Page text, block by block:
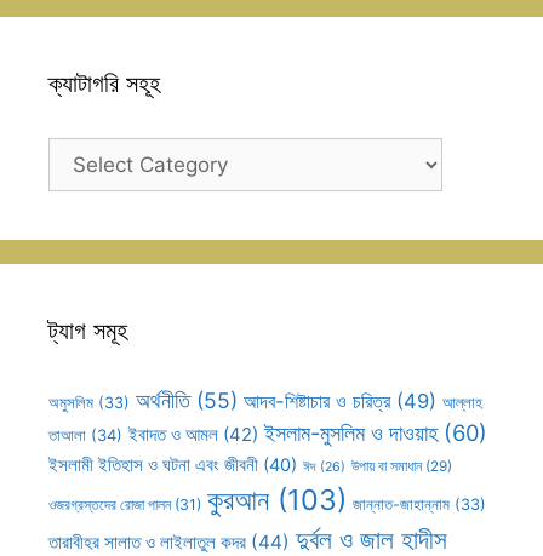
ক্যাটাগরি সহূহ
ক্যাটাগরি
ট্যাগ সমূহ
অমুসলিম (33) অর্থনীতি(55) আদব-শিষ্টাচার ও চরিত্র(49) আল্লাহ
তাআলা (34) ইবাদত ও আমল (42) ইসলাম-মুসলিম ও দাওয়াহ(60)
ইসলামী ইতিহাস ও ঘটনা এবং জীবনী (40) ঈদ (26) উপায় বা সমাধান(29)
ওজরগ্রস্তদের রোজা পালন(31) কুরআন(103) জান্নাত-জাহান্নাম (33)
তারাবীহর সালাত ও লাইলাতুল কদর (44) দুর্বল ও জাল হাদীস